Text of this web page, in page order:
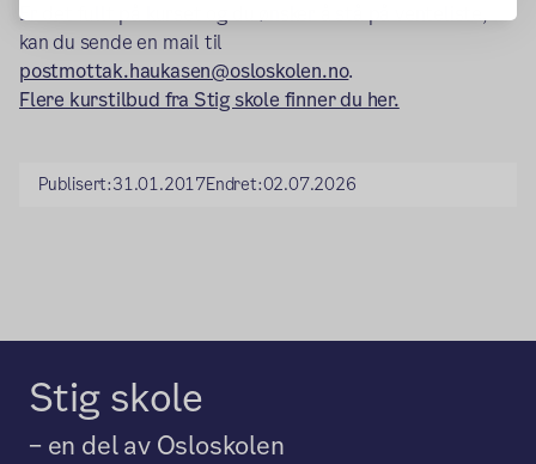
Er det fullt på kurset og du ønsker å stå på venteliste,
kan du sende en mail til
postmottak.haukasen@osloskolen.no.
Flere kurstilbud fra Stig skole finner du her.
Publisert:31.01.2017Endret:02.07.2026
Stig skole
– en del av Osloskolen